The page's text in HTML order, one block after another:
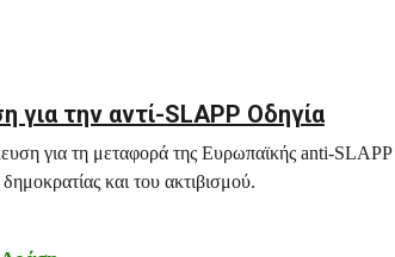
για την αντί-SLAPP Οδηγία
για τη μεταφορά της Ευρωπαϊκής anti-SLAPP
και του ακτιβισμού.